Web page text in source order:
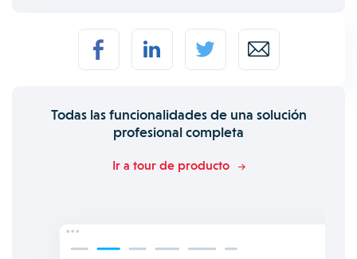
Todas las funcionalidades de una solución
profesional completa
Ir a tour de producto